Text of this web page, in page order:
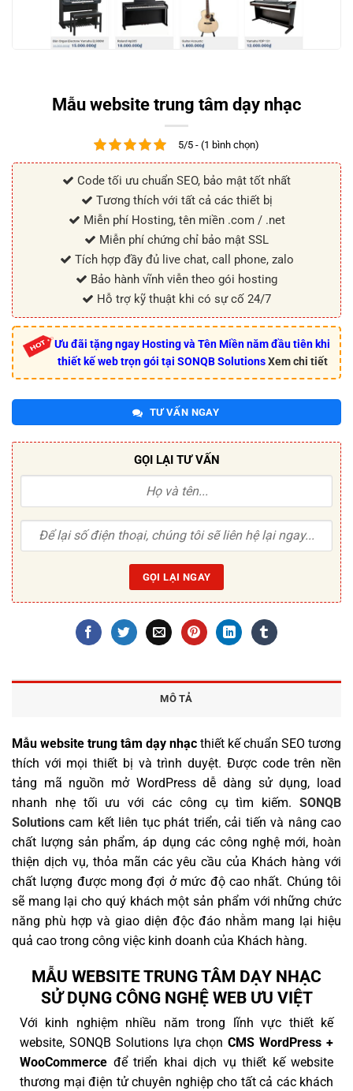
Mẫu website trung tâm dạy nhạc
5/5 - (1 bình chọn)
Code tối ưu chuẩn SEO, bảo mật tốt nhất
Tương thích với tất cả các thiết bị
Miễn phí Hosting, tên miền .com / .net
Miễn phí chứng chỉ bảo mật SSL
Tích hợp đầy đủ live chat, call phone, zalo
Bảo hành vĩnh viễn theo gói hosting
Hỗ trợ kỹ thuật khi có sự cố 24/7
Ưu đãi tặng ngay Hosting và Tên Miền năm đầu tiên khi
thiết kế web trọn gói tại SONQB SolutionsXem chi tiết
TƯ VẤN NGAY
GỌI LẠI TƯ VẤN
MÔ TẢ
Mẫu website trung tâm dạy nhạc thiết kế chuẩn SEO tương
thích với mọi thiết bị và trình duyệt. Được code trên nền
tảng mã nguồn mở WordPress dễ dàng sử dụng, load
nhanh nhẹ tối ưu với các công cụ tìm kiếm. SONQB
Solutions cam kết liên tục phát triển, cải tiến và nâng cao
chất lượng sản phẩm, áp dụng các công nghệ mới, hoàn
thiện dịch vụ, thỏa mãn các yêu cầu của Khách hàng với
chất lượng được mong đợi ở mức độ cao nhất. Chúng tôi
sẽ mang lại cho quý khách một sản phẩm với những chức
năng phù hợp và giao diện độc đáo nhằm mang lại hiệu
quả cao trong công việc kinh doanh của Khách hàng.
MẪU WEBSITE TRUNG TÂM DẠY NHẠC
SỬ DỤNG CÔNG NGHỆ WEB ƯU VIỆT
Với kinh nghiệm nhiều năm trong lĩnh vực thiết kế
website, SONQB Solutions lựa chọnCMS WordPress +
WooCommerce để triển khai dịch vụ thiết kế website
thương mại điện tử chuyên nghiệp cho tất cả các khách